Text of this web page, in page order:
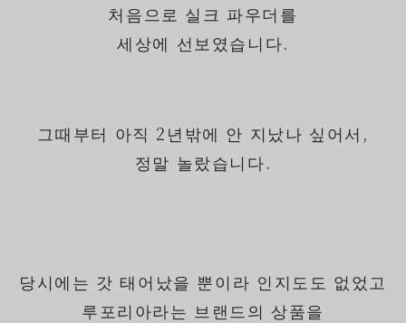
처음으로 실크 파우더를
세상에 선보였습니다.
그때부터 아직 2년밖에 안 지났나 싶어서,
정말 놀랐습니다.
당시에는 갓 태어났을 뿐이라 인지도도 없었고
루포리아라는 브랜드의 상품을